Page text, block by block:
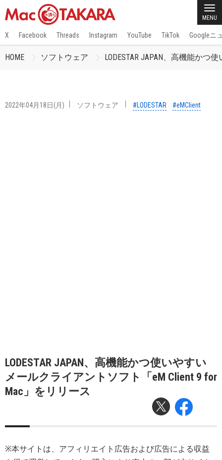
MENU
X Facebook Threads Instagram YouTube TikTok Googleニ
HOME ソフトウェア LODESTAR JAPAN、高機能かつ
2022年04月18日(月) ソフトウェア #LODESTAR #eMClient
LODESTAR JAPAN、高機能かつ使いやすい
メールクライアントソフト「eM Client 9 for
Mac」をリリース
※本サイトは、アフィリエイト広告および広告による収益